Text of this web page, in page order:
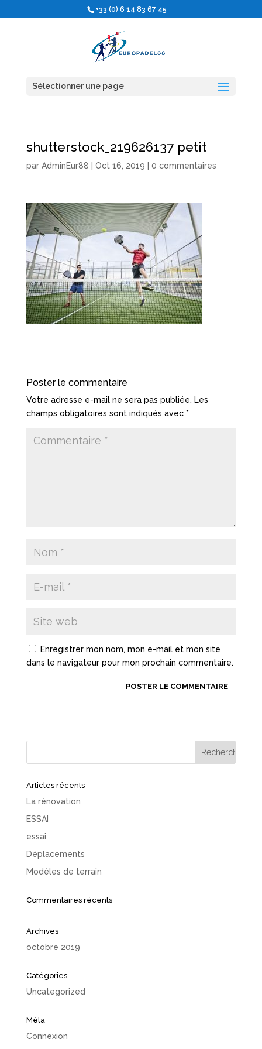
+33 (0) 6 14 83 67 45
Sélectionner une page
shutterstock_219626137 petit
par AdminEur88 Oct 16, 2019 0 commentaires
Poster le commentaire
Votre adresse e-mail ne sera pas publiée. Les
champs obligatoires sont indiqués avec *
Enregistrer mon nom, mon e-mail et mon site
dans le navigateur pour mon prochain commentaire.
Articles récents
La rénovation
ESSAI
essai
Déplacements
Modèles de terrain
Commentaires récents
Archives
octobre 2019
Catégories
Uncategorized
Méta
Connexion